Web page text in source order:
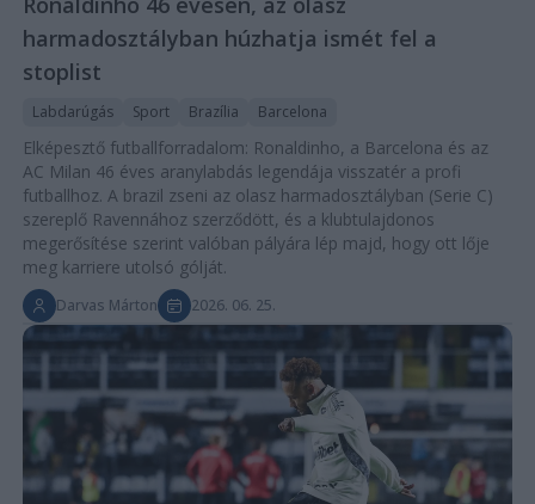
harmadosztályban húzhatja ismét fel a
stoplist
Labdarúgás Sport Brazília Barcelona
Elképesztő futballforradalom: Ronaldinho, a Barcelona és az
AC Milan 46 éves aranylabdás legendája visszatér a profi
futballhoz. A brazil zseni az olasz harmadosztályban (Serie C)
szereplő Ravennához szerződött, és a klubtulajdonos
megerősítése szerint valóban pályára lép majd, hogy ott lője
meg karriere utolsó gólját.
Darvas Márton 2026. 06. 25.